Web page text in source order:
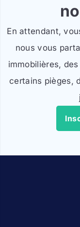
En attendant,
nous vous
immobilières,
certains pièges,